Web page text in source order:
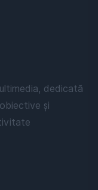
dedicată
și